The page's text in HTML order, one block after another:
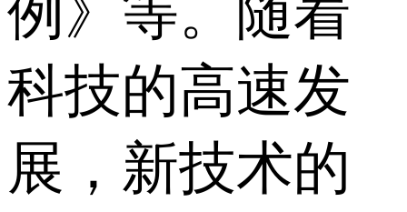
例》等。随着
科技的高速发
展，新技术的